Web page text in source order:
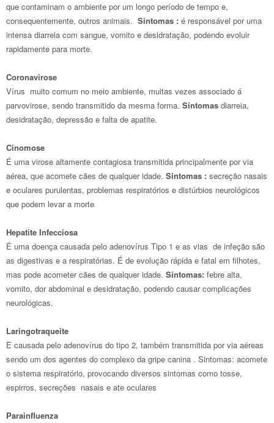
que contaminam o ambiente por um longo período de tempo e,
consequentemente, outros animais. Sintomas : é responsável por uma
intensa diarreia com sangue, vomito e desidratação, podendo evoluir
rapidamente para morte.
Coronavirose
Vírus muito comum no meio ambiente, muitas vezes associado á
parvovirose, sendo transmitido da mesma forma. Sintomas diarreia,
desidratação, depressão e falta de apatite.
Cinomose
É uma virose altamente contagiosa transmitida principalmente por via
aérea, que acomete cães de qualquer idade. Sintomas : secreção nasais
e oculares purulentas, problemas respiratórios e distúrbios neurológicos
que podem levar a morte
Hepatite Infecciosa
É uma doença causada pelo adenovírus Tipo 1 e as vias de infeção são
as digestivas e a respiratórias. É de evolução rápida e fatal em filhotes,
mas pode acometer cães de qualquer idade. Sintomas: febre alta,
vomito, dor abdominal e desidratação, podendo causar complicações
neurológicas.
Laringotraqueite
È causada pelo adenovírus do tipo 2, também transmitida por via aéreas
sendo um dos agentes do complexo da gripe canina . Sintomas: acomete
o sistema respiratório, provocando diversos sintomas como tosse,
espirros, secreções nasais e ate oculares
Parainfluenza